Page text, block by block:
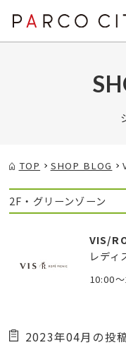
TOP SHOP BLOG
2F・グリーンゾーン
VIS/
レディ
10:00
2023年04月の投